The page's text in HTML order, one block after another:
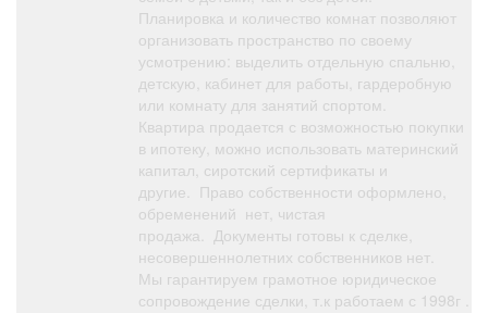
Планировка и количество комнат позволяют
организовать пространство по своему
усмотрению: выделить отдельную спальню,
детскую, кабинет для работы, гардеробную
или комнату для занятий спортом.
Квартира продается с возможностью покупки
в ипотеку, можно использовать материнский
капитал, сиротский сертификаты и
другие. Право собственности оформлено,
обременений нет, чистая
продажа. Документы готовы к сделке,
несовершеннолетних собственников нет.
Мы гарантируем грамотное юридическое
сопровождение сделки, т.к работаем с 1998г .